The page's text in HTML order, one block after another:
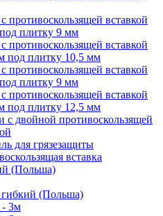
противоскользящей вставкой
плитку 9 мм
противоскользящей вставкой
под плитку 10,5 мм
противоскользящей вставкой
плитку 9 мм
противоскользящей вставкой
под плитку 12,5 мм
с двойной противоскользящей
для грязезащиты
вставка
(Польша)
(Польша)
- 3м